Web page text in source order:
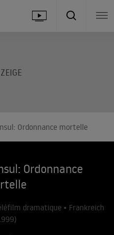
Ordonnance mortelle
Ordonnance
dramatique • Frankreich